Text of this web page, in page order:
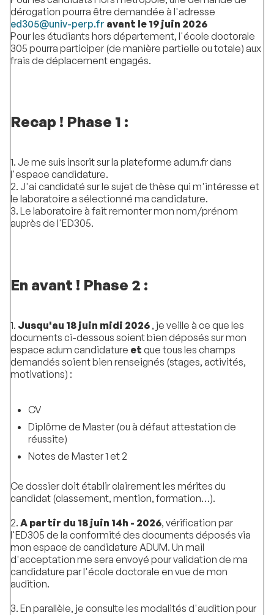
dérogation pourra être demandée à l'adresse
ed305@univ-perp.fr avant le 19 juin 2026
Pour les étudiants hors département, l'école doctorale
305 pourra participer (de manière partielle ou totale) aux
frais de déplacement engagés.
Recap ! Phase 1 :
1. Je me suis inscrit sur la plateforme adum.fr dans
l'espace candidature.
2. J'ai candidaté sur le sujet de thèse qui m'intéresse et
le laboratoire a sélectionné ma candidature.
3. Le laboratoire à fait remonter mon nom/prénom
auprès de l'ED305.
En avant ! Phase 2 :
1. Jusqu'au 18 juin midi 2026 , je veille à ce que les
documents ci-dessous soient bien déposés sur mon
espace adum candidature et que tous les champs
demandés soient bien renseignés (stages, activités,
motivations) :
CV
Diplôme de Master (ou à défaut attestation de
réussite)
Notes de Master 1 et 2
Ce dossier doit établir clairement les mérites du
candidat (classement, mention, formation…).
2. A partir du 18 juin 14h - 2026, vérification par
l'ED305 de la conformité des documents déposés via
mon espace de candidature ADUM. Un mail
d'acceptation me sera envoyé pour validation de ma
candidature par l'école doctorale en vue de mon
audition.
3. En parallèle, je consulte les modalités d'audition pour